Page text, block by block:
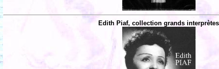
Edith Piaf, collection grands interprètes